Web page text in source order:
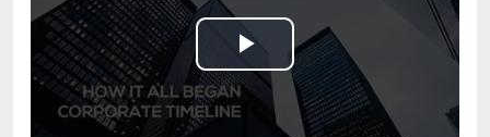
Play
Video